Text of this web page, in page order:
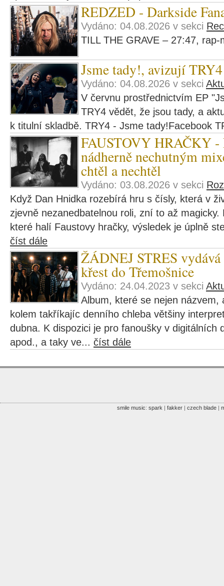
REDZED - Darkside
Vydáno: 04.08.2026 v sekci
TILL THE GRAVE – 27:47,
Jsme tady!, avizují TRY4
Vydáno: 04.08.2026 v sekci
V červnu prostřednictvím EP
TRY4 vědět, že jsou tady, a
k titulní skladbě. TRY4 - Jsme tady!Facebook
FAUSTOVY HRAČKY -
nádherně nechutným
chtěl a nechtěl
Vydáno: 03.08.2026 v sekci
Když Dan Hnidka rozebírá hru s čísly, která v
zjevně nezanedbatelnou roli, zní to až
které halí Faustovy hračky, výsledek je úplně
číst dále
ŽÁDNEJ STRES
křest do Třemošnice
Vydáno: 24.04.2023 v sekci
Album, které se nejen
kolem takříkajíc denního chleba většiny
dubna. K dispozici je pro fanoušky v digitálních
apod., a taky ve... číst dále
smile music:spark |fakker |czech blade |